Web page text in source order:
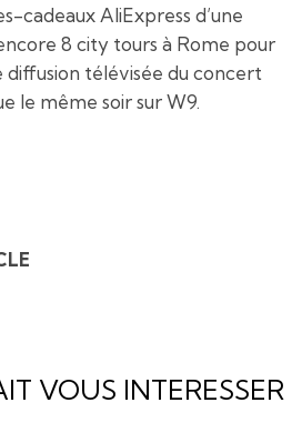
cadeaux AliExpress d’une
8 city tours à Rome pour
diffusion télévisée du concert
le même soir sur W9.
VOUS INTERESSER